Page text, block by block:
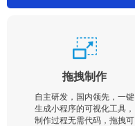
拖拽制作
自主研发，国内领先，一键
生成小程序的可视化工具，
制作过程无需代码，拖拽可